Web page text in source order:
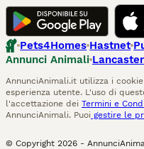
Pets4Homes Hastnet
Annunci Animali
AnnunciAnimali.it utilizza i
esperienza utente. L'uso di
l'accettazione dei Termini e
AnnunciAnimali. Puoi gestire le
© Copyright 2026 -